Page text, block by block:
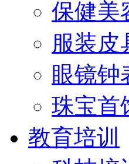
保健美
服装皮
眼镜钟
珠宝首
教育培训